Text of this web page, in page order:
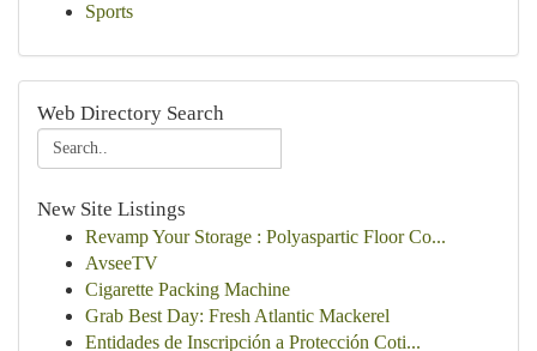
Sports
Web Directory Search
New Site Listings
Revamp Your Storage : Polyaspartic Floor Co...
AvseeTV
Cigarette Packing Machine
Grab Best Day: Fresh Atlantic Mackerel
Entidades de Inscripción a Protección Coti...